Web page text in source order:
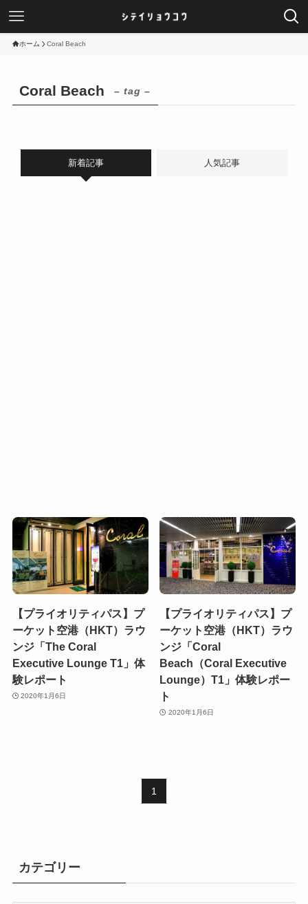
ホーム Coral Beach
Coral Beach – tag –
新着記事 人気記事
【プライオリティパス】プ
ーケット空港（HKT）ラウ
ンジ「The Coral
Executive Lounge T1」体
験レポート
2020年1月6日
【プライオリティパス】プ
ーケット空港（HKT）ラウ
ンジ「Coral
Beach（Coral Executive
Lounge）T1」体験レポー
ト
2020年1月6日
1
カテゴリー